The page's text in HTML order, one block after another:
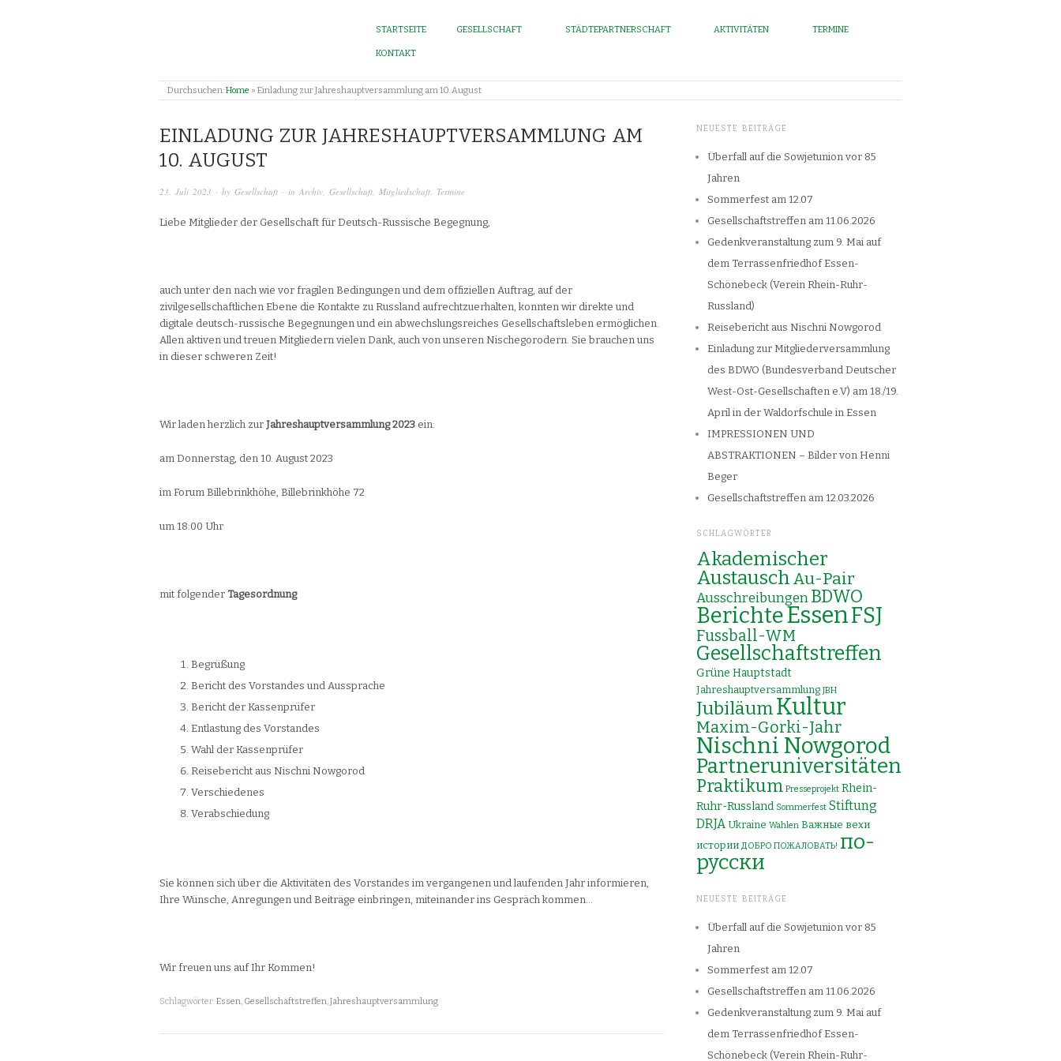
STARTSEITE GESELLSCHAFT STÄDTEPARTNERSCHAFT AKTIVITÄTEN TERMINE
KONTAKT
Durchsuchen:Home » Einladung zur Jahreshauptversammlung am 10. August
EINLADUNG ZUR JAHRESHAUPTVERSAMMLUNG AM
10. AUGUST
23. Juli 2023 · by Gesellschaft · in Archiv, Gesellschaft, Mitgliedschaft, Termine
Liebe Mitglieder der Gesellschaft für Deutsch-Russische Begegnung,
auch unter den nach wie vor fragilen Bedingungen und dem offiziellen Auftrag, auf der
zivilgesellschaftlichen Ebene die Kontakte zu Russland aufrechtzuerhalten, konnten wir direkte und
digitale deutsch-russische Begegnungen und ein abwechslungsreiches Gesellschaftsleben ermöglichen.
Allen aktiven und treuen Mitgliedern vielen Dank, auch von unseren Nischegorodern. Sie brauchen uns
in dieser schweren Zeit!
Wir laden herzlich zur Jahreshauptversammlung 2023 ein:
am Donnerstag, den 10. August 2023
im Forum Billebrinkhöhe, Billebrinkhöhe 72
um 18:00 Uhr
mit folgender Tagesordnung
Begrüßung
Bericht des Vorstandes und Aussprache
Bericht der Kassenprüfer
Entlastung des Vorstandes
Wahl der Kassenprüfer
Reisebericht aus Nischni Nowgorod
Verschiedenes
Verabschiedung
Sie können sich über die Aktivitäten des Vorstandes im vergangenen und laufenden Jahr informieren,
Ihre Wünsche, Anregungen und Beiträge einbringen, miteinander ins Gespräch kommen…
Wir freuen uns auf Ihr Kommen!
Schlagwörter:Essen, Gesellschaftstreffen,Jahreshauptversammlung
NEUESTE BEITRÄGE
Überfall auf die Sowjetunion vor 85
Jahren
Sommerfest am 12.07
Gesellschaftstreffen am 11.06.2026
Gedenkveranstaltung zum 9. Mai auf
dem Terrassenfriedhof Essen-
Schönebeck (Verein Rhein-Ruhr-
Russland)
Reisebericht aus Nischni Nowgorod
Einladung zur Mitgliederversammlung
des BDWO (Bundesverband Deutscher
West-Ost-Gesellschaften e.V) am 18./19.
April in der Waldorfschule in Essen
IMPRESSIONEN UND
ABSTRAKTIONEN – Bilder von Henni
Beger
Gesellschaftstreffen am 12.03.2026
SCHLAGWÖRTER
Akademischer
AustauschAu-Pair
AusschreibungenBDWO
BerichteEssenFSJ
Fussball-WM
Gesellschaftstreffen
Grüne Hauptstadt
Jahreshauptversammlung JBH
JubiläumKultur
Maxim-Gorki-Jahr
Nischni Nowgorod
Partneruniversitäten
Praktikum Presseprojekt Rhein-
Ruhr-Russland Sommerfest Stiftung
DRJA Ukraine Wahlen Важные вехи
истории ДОБРО ПОЖАЛОВАТЬ! по-
русски
NEUESTE BEITRÄGE
Überfall auf die Sowjetunion vor 85
Jahren
Sommerfest am 12.07
Gesellschaftstreffen am 11.06.2026
Gedenkveranstaltung zum 9. Mai auf
dem Terrassenfriedhof Essen-
Schönebeck (Verein Rhein-Ruhr-